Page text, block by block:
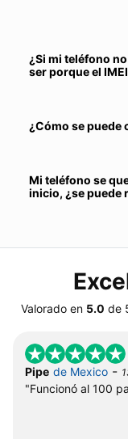
¿Si mi teléfono
ser porque el
¿Cómo se puede
Mi teléfono se
inicio, ¿se puede
Valorado en 5.0 de
Pipe de Mexico -
"Funcionó al 100